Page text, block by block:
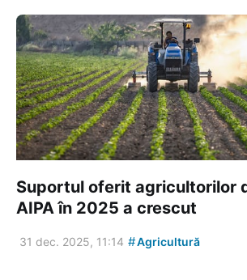
Suportul oferit agricultorilor
AIPA în 2025 a crescut
31 dec. 2025, 11:14 #Agricultură